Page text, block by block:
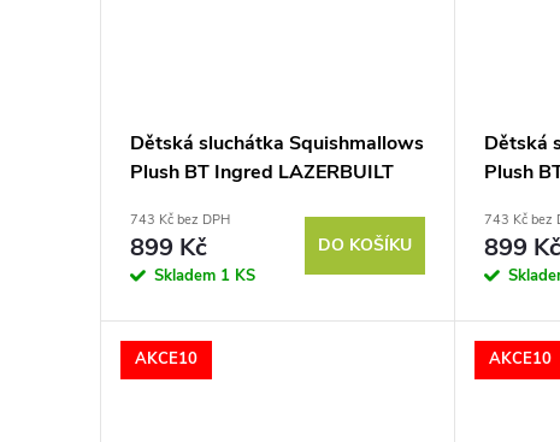
Dětská sluchátka Squishmallows
Plush BT Ingred LAZERBUILT
743 Kč bez DPH
899 Kč
Skladem 1 KS
DO KOŠÍKU
Dětská
Plush
743 Kč bez
899 Kč
AKCE10 AKCE10